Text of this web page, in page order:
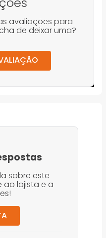
avaliações para
de deixar uma?
sobre este
ao lojista e a